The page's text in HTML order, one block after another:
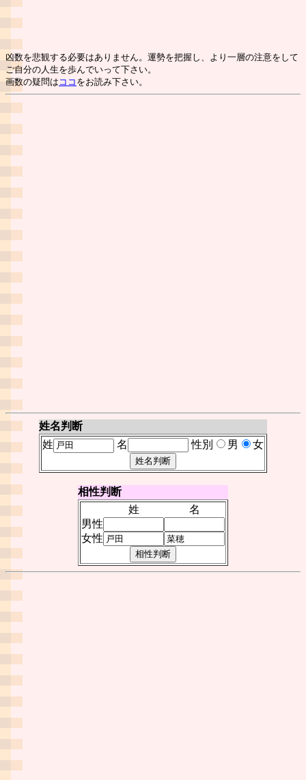
凶数を悲観する必要はありません。運勢を把握し、より一層の注意をして
ご自分の人生を歩んでいって下さい。
画数の疑問は ココ をお読み下さい。
姓名判断
姓
名 性別 男 女
相性判断
姓
名
男性
女性